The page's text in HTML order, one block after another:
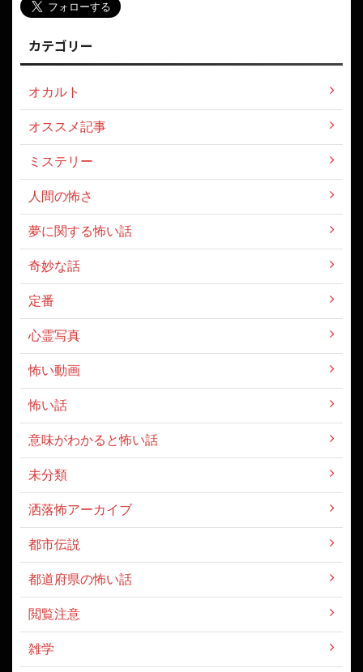
カテゴリー
オカルト
オススメ記事
ミステリー
人間の怖さ
夢に関する怖い話
奇妙な話
定番
心霊写真
怖い動画
怖い話
意味がわかると怖い話
未分類
洒落怖アーカイブ
都市伝説
都道府県の怖い話
閲覧注意
雑学